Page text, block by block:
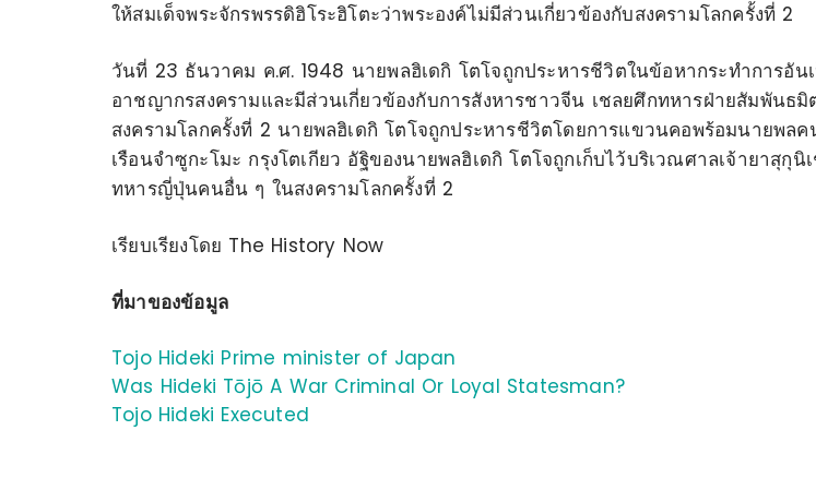
ให้สมเด็จพระจักรพรรดิฮิโระฮิโตะว่าพระองค์ไม่มีส่วนเกี่ยวข้องกับสงครามโลกครั้งที่ 2
วันที่ 23 ธันวาคม ค.ศ. 1948 นายพลฮิเดกิ โตโจถูกประหารชีวิตในข้อหากระทำการอัน
อาชญากรสงครามและมีส่วนเกี่ยวข้องกับการสังหารชาวจีน เชลยศึกทหารฝ่ายสัมพันธ
สงครามโลกครั้งที่ 2 นายพลฮิเดกิ โตโจถูกประหารชีวิตโดยการแขวนคอพร้อมนายพล
เรือนจำซูกะโมะ กรุงโตเกียว อัฐิของนายพลฮิเดกิ โตโจถูกเก็บไว้บริเวณศาลเจ้ายาสุกุนิ
ทหารญี่ปุ่นคนอื่น ๆ ในสงครามโลกครั้งที่ 2
เรียบเรียงโดย The History Now
ที่มาของข้อมูล
Tojo Hideki Prime minister of Japan
Was Hideki Tōjō A War Criminal Or Loyal Statesman?
Tojo Hideki Executed